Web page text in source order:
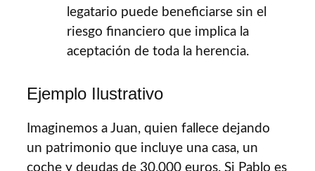
legatario puede beneficiarse sin el
riesgo financiero que implica la
aceptación de toda la herencia.
Ejemplo Ilustrativo
Imaginemos a Juan, quien fallece dejando
un patrimonio que incluye una casa, un
coche y deudas de 30,000 euros. Si Pablo es